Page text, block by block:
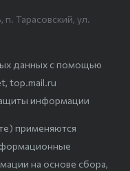
Тарасовский, ул.
данных с помощью
top.mail.ru
информации
применяются
на основе сбора,